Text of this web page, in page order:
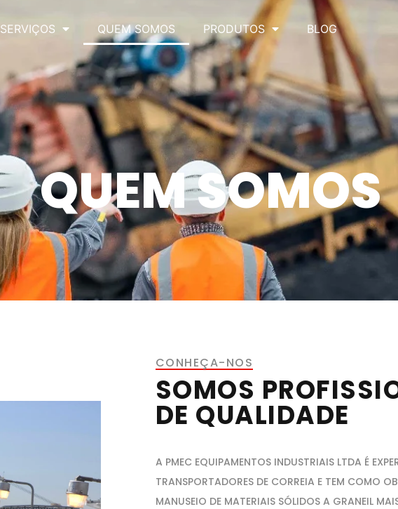
SERVIÇOS QUEM SOMOS PRODUTOS BLOG
QUEM SOMOS
CONHEÇA-NOS
SOMOS
DE QUALIDADE
A PMEC EQUIPAMENTOS INDUSTRIAIS LTDA É
TRANSPORTADORES DE CORREIA E TEM COMO
MANUSEIO DE MATERIAIS SÓLIDOS A GRANEIL